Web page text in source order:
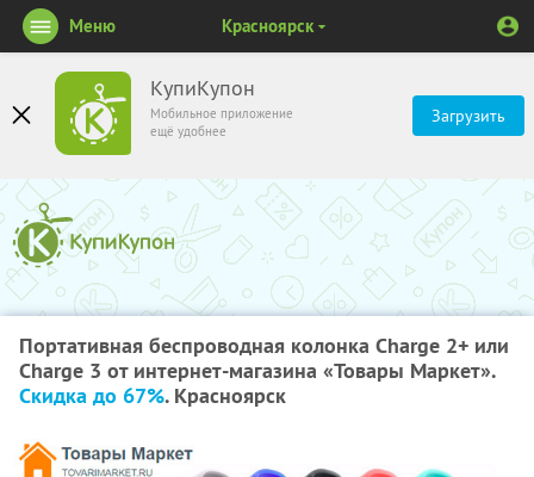
КупиКупон
Мобильное приложение
ещё удобнее
Загрузить
Меню Красноярск
Портативная беспроводная колонка Charge 2+ или
Charge 3 от интернет-магазина «Товары Маркет».
Скидка до 67%. Красноярск